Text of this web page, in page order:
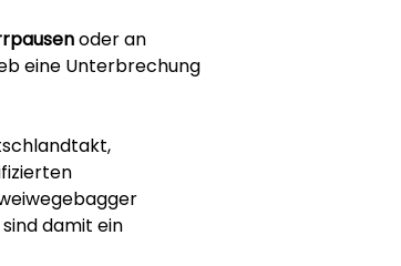
oder an
eine Unterbrechung
damit ein